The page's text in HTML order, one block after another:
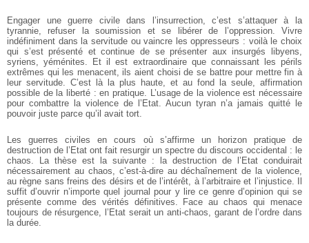
Engager une guerre civile dans l’insurrection, c’est s’attaquer à la
tyrannie, refuser la soumission et se libérer de l’oppression. Vivre
indéfiniment dans la servitude ou vaincre les oppresseurs : voilà le choix
qui s’est présenté et continue de se présenter aux insurgés libyens,
syriens, yéménites. Et il est extraordinaire que connaissant les périls
extrêmes qui les menacent, ils aient choisi de se battre pour mettre fin à
leur servitude. C’est là la plus haute, et au fond la seule, affirmation
possible de la liberté : en pratique. L’usage de la violence est nécessaire
pour combattre la violence de l’Etat. Aucun tyran n’a jamais quitté le
pouvoir juste parce qu’il avait tort.
Les guerres civiles en cours où s’affirme un horizon pratique de
destruction de l’Etat ont fait resurgir un spectre du discours occidental : le
chaos. La thèse est la suivante : la destruction de l’Etat conduirait
nécessairement au chaos, c’est-à-dire au déchaînement de la violence,
au règne sans freins des désirs et de l’intérêt, à l’arbitraire et l’injustice. Il
suffit d’ouvrir n’importe quel journal pour y lire ce genre d’opinion qui se
présente comme des vérités définitives. Face au chaos qui menace
toujours de résurgence, l’Etat serait un anti-chaos, garant de l’ordre dans
la durée.